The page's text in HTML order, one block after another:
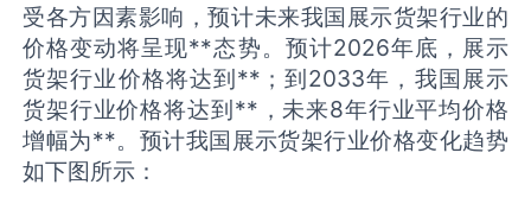
受各方因素影响，预计未来我国展示货架行业的
价格变动将呈现**态势。预计2026年底，展示
货架行业价格将达到**；到2033年，我国展示
货架行业价格将达到**，未来8年行业平均价格
增幅为**。预计我国展示货架行业价格变化趋势
如下图所示：